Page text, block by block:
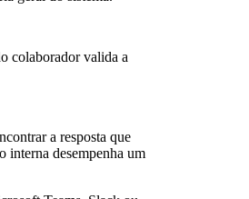
colaborador valida a
a resposta que
interna desempenha um